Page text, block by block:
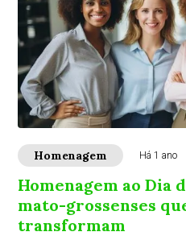
Homenagem Há 1 ano
Homenagem ao Dia
mato-grossenses
transformam